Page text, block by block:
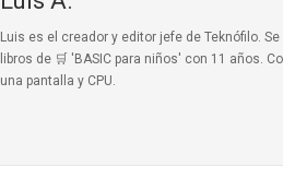
Luis es el creador y editor jefe de Teknófilo.
libros de 🛒 'BASIC para niños' con 11 años.
una pantalla y CPU.